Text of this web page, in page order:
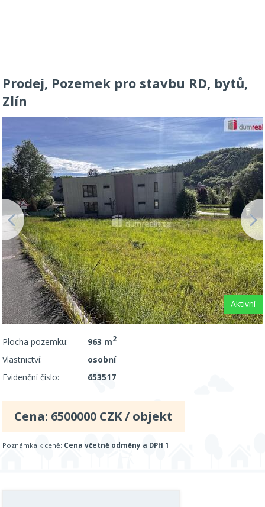
Prodej, Pozemek pro stavbu RD, bytů,
Zlín
Aktivní
Plocha pozemku: 963 m2
Vlastnictví:
osobní
Evidenční číslo:
653517
Cena: 6500000 CZK / objekt
Poznámka k ceně: Cena včetně odměny a DPH 1